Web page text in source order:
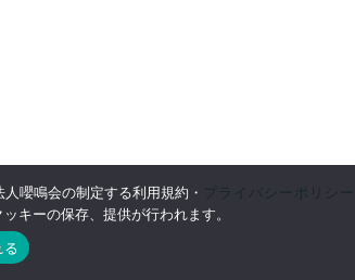
引表記 採用情報
医療法人嚶鳴会
嚶鳴会の制定する利用規約・ プライバシーポリシー
キーの保存、提供が行われます。